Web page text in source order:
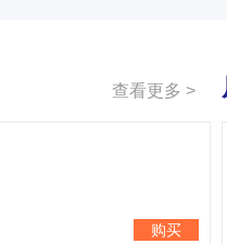
查看更多 >
购买